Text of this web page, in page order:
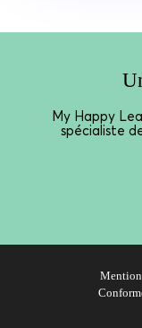
My Happy
spécialiste